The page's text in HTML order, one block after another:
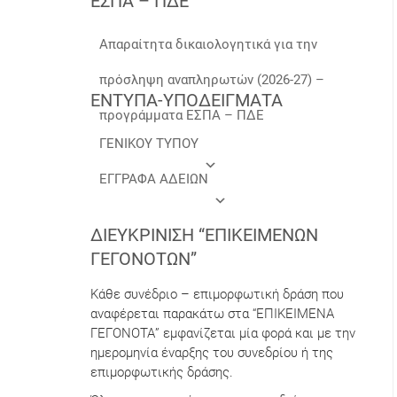
Απαραίτητα δικαιολογητικά για την
πρόσληψη αναπληρωτών (2026-27) –
προγράμματα ΕΣΠΑ – ΠΔΕ
ΕΝΤΥΠΑ-ΥΠΟΔΕΙΓΜΑΤΑ
ΓΕΝΙΚΟΥ ΤΥΠΟΥ
ΕΓΓΡΑΦΑ ΑΔΕΙΩΝ
ΔΙΕΥΚΡΊΝΙΣΗ “ΕΠΙΚΕΊΜΕΝΩΝ
ΓΕΓΟΝΌΤΩΝ”
Κάθε συνέδριο – επιμορφωτική δράση που
αναφέρεται παρακάτω στα “ΕΠΙΚΕΙΜΕΝΑ
ΓΕΓΟΝΟΤΑ” εμφανίζεται μία φορά και με την
ημερομηνία έναρξης του συνεδρίου ή της
επιμορφωτικής δράσης.